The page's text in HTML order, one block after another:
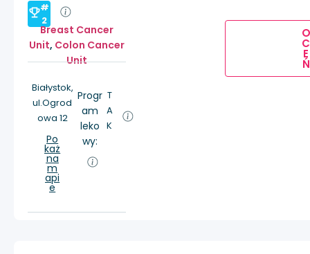
#
2
Breast Cancer
Unit, Colon Cancer
Unit
Białystok,
ul.Ogrod
owa 12
Po
każ
na
m
api
e
Progr
am
leko
wy:
T
A
K
O
C
E
Ń